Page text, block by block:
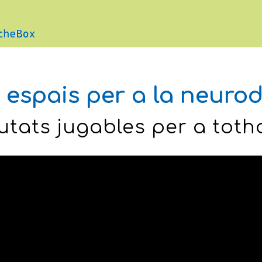
per a la
jugables per a